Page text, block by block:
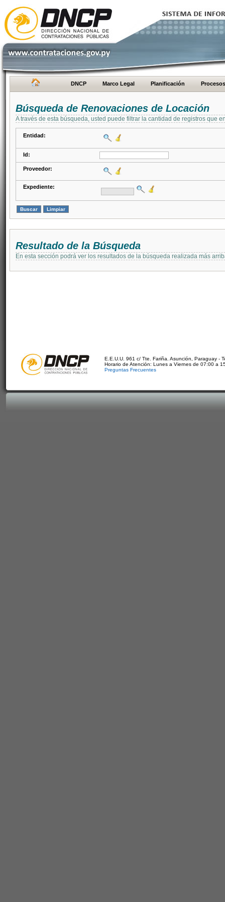
DNCP Marco Legal Planificación Procesos
Búsqueda de Renovaciones de Locación
A través de esta búsqueda, usted puede filtrar la cantidad de registros que
Entidad:
Id:
Proveedor:
Expediente:
Resultado de la Búsqueda
En esta sección podrá ver los resultados de la búsqueda realizada más
E.E.U.U. 961 c/ Tte. Fariña. Asunción, Paraguay -
Horario de Atención: Lunes a Viernes de 07:00 a
Preguntas Frecuentes